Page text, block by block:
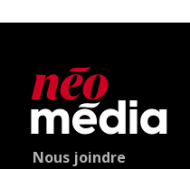
Nous joindre